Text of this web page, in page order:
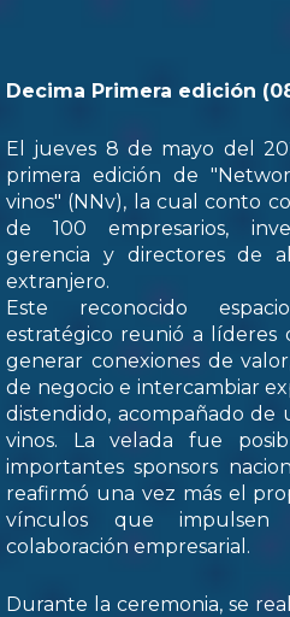
Decima Primera edición
El jueves 8 de mayo del
primera edición de
vinos" (NNv), la cual conto
de 100 empresarios,
gerencia y directores de
extranjero.
Este reconocido
estratégico reunió a líderes
generar conexiones de
de negocio e intercambiar
distendido, acompañado de
vinos. La velada fue
importantes sponsors
reafirmó una vez más el
vínculos que
colaboración empresarial.
Durante la ceremonia, se